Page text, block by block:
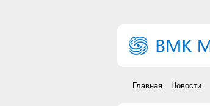
Главная Новости